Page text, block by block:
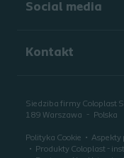
Social media
Kontakt
Siedziba firmy Coloplast
189 Warszawa Polska
Polityka Cookie Aspekty
Produkty Coloplast -